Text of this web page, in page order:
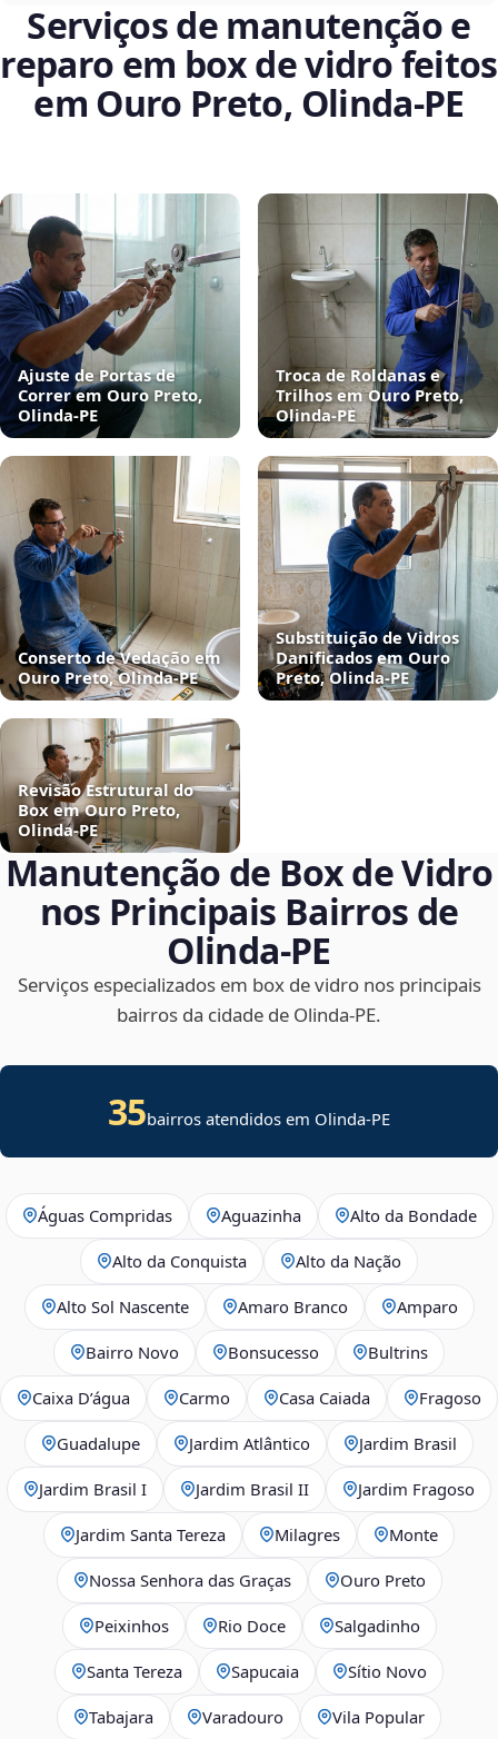
Serviços de manutenção e
reparo em box de vidro feitos
em Ouro Preto, Olinda‑PE
Ajuste de Portas de
Correr em Ouro Preto,
Olinda‑PE
Troca de Roldanas e
Trilhos em Ouro Preto,
Olinda‑PE
Conserto de Vedação em
Ouro Preto, Olinda‑PE
Substituição de Vidros
Danificados em Ouro
Preto, Olinda‑PE
Revisão Estrutural do
Box em Ouro Preto,
Olinda‑PE
Manutenção de Box de Vidro
nos Principais Bairros de
Olinda‑PE
Serviços especializados em box de vidro nos principais
bairros da cidade de Olinda‑PE.
35bairros atendidos em Olinda-PE
Águas Compridas Aguazinha Alto da Bondade
Alto da Conquista Alto da Nação
Alto Sol Nascente Amaro Branco Amparo
Bairro Novo Bonsucesso Bultrins
Caixa D’água Carmo Casa Caiada Fragoso
Guadalupe Jardim Atlântico Jardim Brasil
Jardim Brasil I Jardim Brasil II Jardim Fragoso
Jardim Santa Tereza Milagres Monte
Nossa Senhora das Graças Ouro Preto
Peixinhos Rio Doce Salgadinho
Santa Tereza Sapucaia Sítio Novo
Tabajara Varadouro Vila Popular